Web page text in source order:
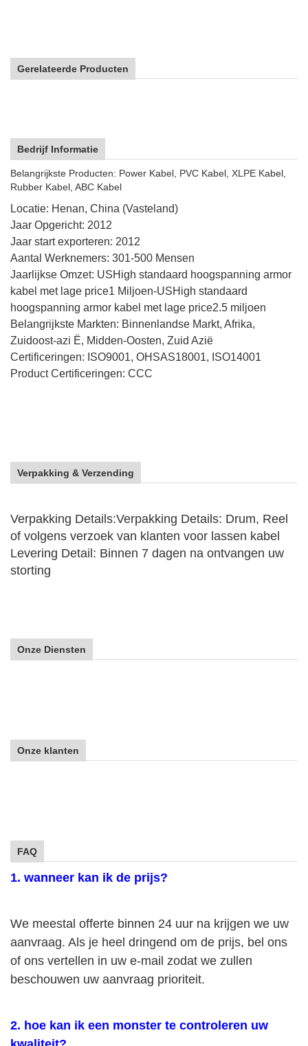
Gerelateerde Producten
Bedrijf Informatie
Belangrijkste Producten: Power Kabel, PVC Kabel, XLPE Kabel,
Rubber Kabel, ABC Kabel
Locatie: Henan, China (Vasteland)
Jaar Opgericht: 2012
Jaar start exporteren: 2012
Aantal Werknemers: 301-500 Mensen
Jaarlijkse Omzet: USHigh standaard hoogspanning armor
kabel met lage price1 Miljoen-USHigh standaard
hoogspanning armor kabel met lage price2.5 miljoen
Belangrijkste Markten: Binnenlandse Markt, Afrika,
Zuidoost-azi Ë, Midden-Oosten, Zuid Azië
Certificeringen: ISO9001, OHSAS18001, ISO14001
Product Certificeringen: CCC
Verpakking & Verzending
Verpakking Details:Verpakking Details: Drum, Reel
of volgens verzoek van klanten voor lassen kabel
Levering Detail: Binnen 7 dagen na ontvangen uw
storting
Onze Diensten
Onze klanten
FAQ
1. wanneer kan ik de prijs?
We meestal offerte binnen 24 uur na krijgen we uw
aanvraag. Als je heel dringend om de prijs, bel ons
of ons vertellen in uw e-mail zodat we zullen
beschouwen uw aanvraag prioriteit.
2. hoe kan ik een monster te controleren uw